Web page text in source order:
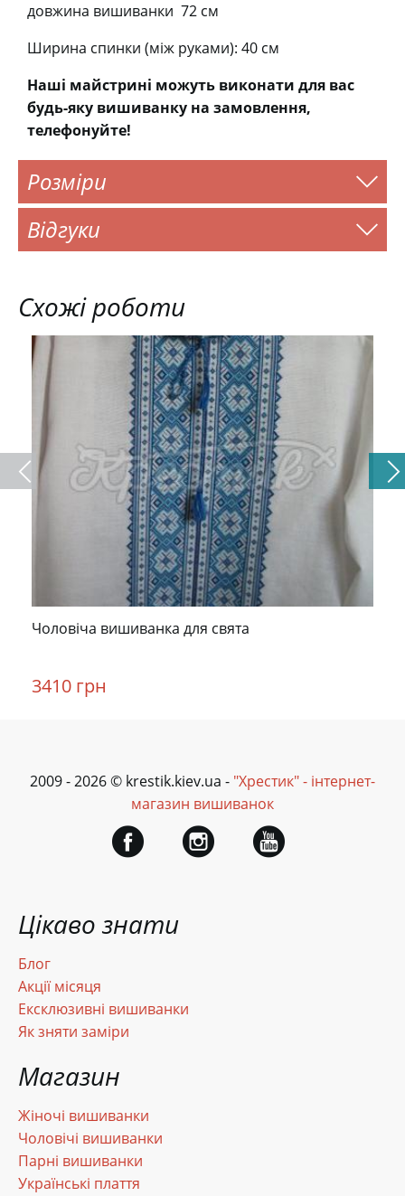
довжина вишиванки 72 см
Ширина спинки (між руками): 40 см
Наші майстрині можуть виконати для вас
будь-яку вишиванку на замовлення,
телефонуйте!
Розміри
Відгуки
Схожі роботи
Чоловіча вишиванка для свята
3410 грн
Цікаво знати
Блог
Акції місяця
Ексклюзивні вишиванки
Як зняти заміри
Магазин
Жіночі вишиванки
Чоловічі вишиванки
Парні вишиванки
Українські плаття
2009 - 2026 © krestik.kiev.ua - "Хрестик" - інтернет-
магазин вишиванок